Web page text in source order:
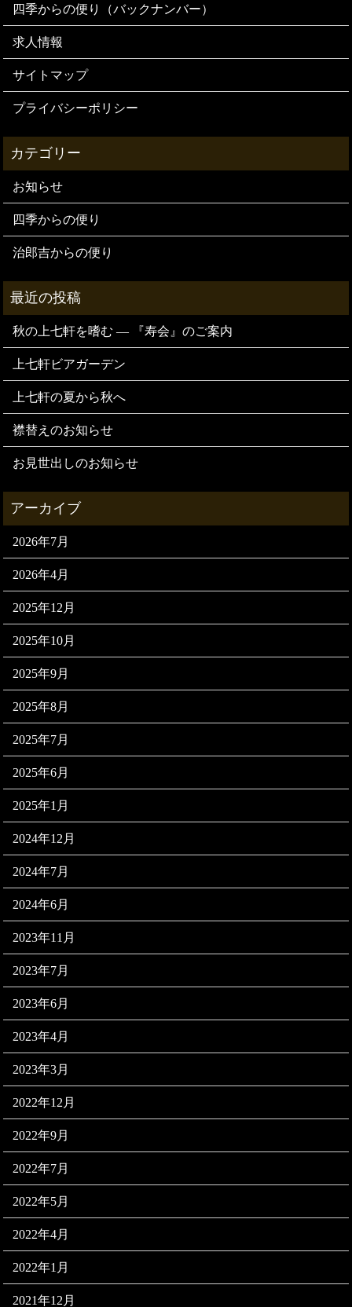
四季からの便り（バックナンバー）
求人情報
サイトマップ
プライバシーポリシー
お知らせ
四季からの便り
治郎吉からの便り
秋の上七軒を嗜む — 『寿会』のご案内
上七軒ビアガーデン
上七軒の夏から秋へ
襟替えのお知らせ
お見世出しのお知らせ
2026年7月
2026年4月
2025年12月
2025年10月
2025年9月
2025年8月
2025年7月
2025年6月
2025年1月
2024年12月
2024年7月
2024年6月
2023年11月
2023年7月
2023年6月
2023年4月
2023年3月
2022年12月
2022年9月
2022年7月
2022年5月
2022年4月
2022年1月
2021年12月